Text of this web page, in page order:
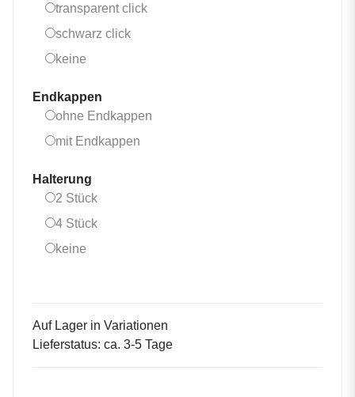
transparent clicktransparent click
schwarz clickschwarz click
keine
Endkappen
ohne Endkappen
mit Endkappen
Halterung
2 Stück2 Stück
4 Stück4 Stück
keine
Auf Lager in Variationen
Lieferstatus: ca. 3-5 Tage